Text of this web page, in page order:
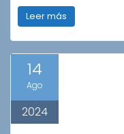
Leer más
14
Ago
2024